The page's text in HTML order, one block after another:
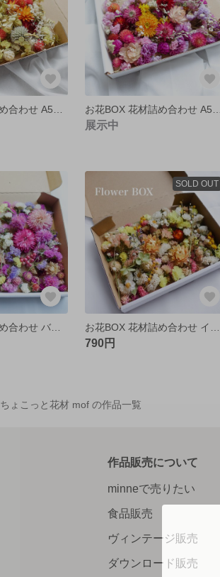
展示中
SOLD OUT
790円
ちょこっと花材 mof の作品一覧
作品販売について
minneで売りたい
食品販売
ヴィンテージ販売
ダウンロード販売